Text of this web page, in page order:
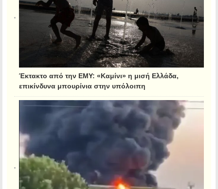
Έκτακτο από την ΕΜΥ: «Καμίνι» η μισή Ελλάδα,
επικίνδυνα μπουρίνια στην υπόλοιπη